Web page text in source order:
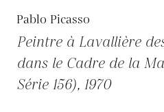
Pablo Picasso
Peintre à Lavallière
dans le Cadre de la
Série 156), 1970